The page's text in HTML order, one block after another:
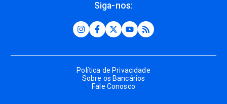
Siga-nos:
Política de Privacidade
Sobre os Bancários
Fale Conosco